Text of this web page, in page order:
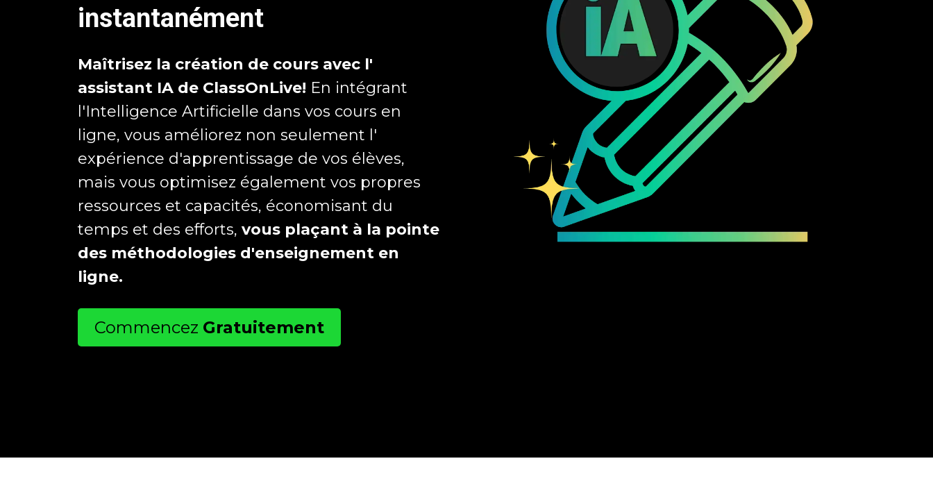
instantanément
Maîtrisez la création de cours avec l'
assistant IA de ClassOnLive! En intégrant
l'Intelligence Artificielle dans vos cours en
ligne, vous améliorez non seulement l'
expérience d'apprentissage de vos élèves,
mais vous optimisez également vos propres
ressources et capacités, économisant du
temps et des efforts, vous plaçant à la pointe
des méthodologies d'enseignement en
ligne.
Commencez Gratuitement